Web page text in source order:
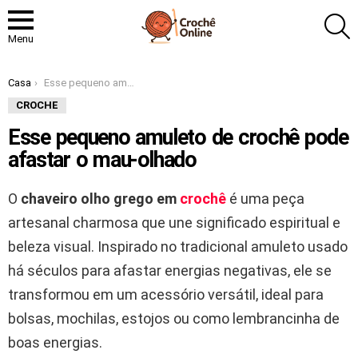
Menu
Você está aqui:
Casa
Esse pequeno amuleto de crochê pode afastar o mau-olhado
CROCHE
Esse pequeno amuleto de crochê pode
afastar o mau-olhado
O chaveiro olho grego em crochê é uma peça
artesanal charmosa que une significado espiritual e
beleza visual. Inspirado no tradicional amuleto usado
há séculos para afastar energias negativas, ele se
transformou em um acessório versátil, ideal para
bolsas, mochilas, estojos ou como lembrancinha de
boas energias.